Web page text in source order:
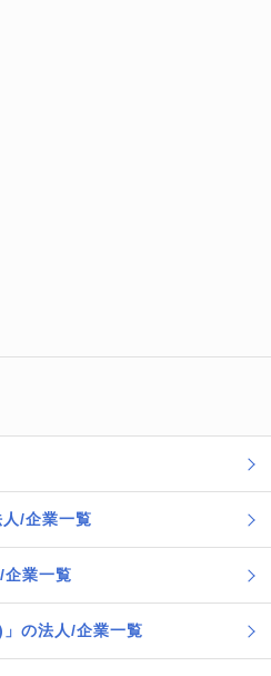
人/企業一覧
企業一覧
」の法人/企業一覧